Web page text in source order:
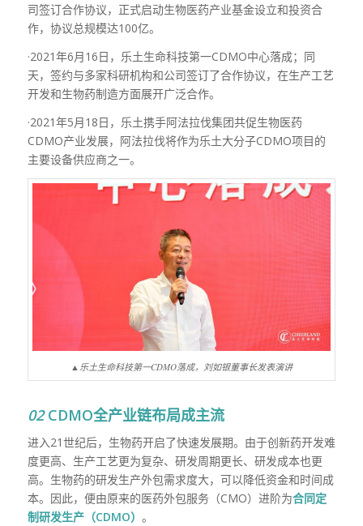
司签订合作协议，正式启动生物医药产业基金设立和投资合
作，协议总规模达100亿。
·2021年6月16日，乐土生命科技第一CDMO中心落成；同
天，签约与多家科研机构和公司签订了合作协议，在生产工艺
开发和生物药制造方面展开广泛合作。
·2021年5月18日，乐土携手阿法拉伐集团共促生物医药
CDMO产业发展，阿法拉伐将作为乐土大分子CDMO项目的
主要设备供应商之一。
▲乐土生命科技第一CDMO落成，刘如银董事长发表演讲
02CDMO全产业链布局成主流
进入21世纪后，生物药开启了快速发展期。由于创新药开发难
度更高、生产工艺更为复杂、研发周期更长、研发成本也更
高。生物药的研发生产外包需求度大，可以降低资金和时间成
本。因此，便由原来的医药外包服务（CMO）进阶为合同定
制研发生产（CDMO） 。